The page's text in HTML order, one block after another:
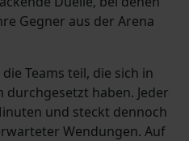
Gegner aus der Arena
Teams teil, die sich in
haben. Jeder
und steckt dennoch
Wendungen. Auf